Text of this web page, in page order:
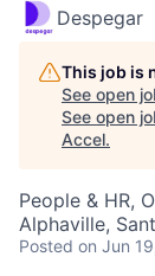
Despegar
This job is
See open
See open
Accel.
People & HR,
Alphaville,
Posted on Jun